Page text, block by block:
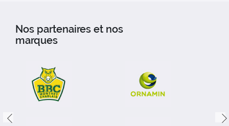
Nos partenaires et nos
marques